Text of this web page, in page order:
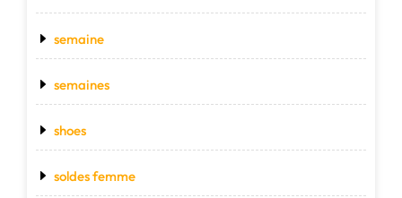
semaine
semaines
shoes
soldes femme